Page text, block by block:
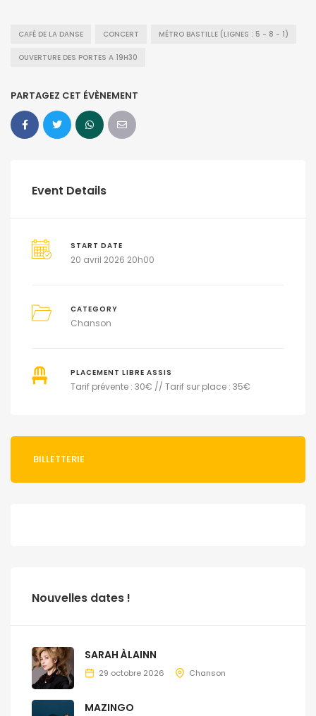
CAFÉ DE LA DANSE CONCERT MÉTRO BASTILLE (LIGNES : 5 - 8 - 1)
OUVERTURE DES PORTES A 19H30
PARTAGEZ CET ÉVÈNEMENT
Event Details
START DATE
20 avril 2026 20h00
CATEGORY
Chanson
PLACEMENT LIBRE ASSIS
Tarif prévente : 30€ // Tarif sur place : 35€
BILLETTERIE
Nouvelles dates !
SARAH ÀLAINN
29 octobre 2026 Chanson
MAZINGO